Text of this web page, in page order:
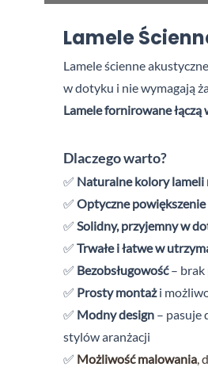
Lamele
Lamele ścienne
wdotyku i nie wymagają
Lamele fornirowane
Dlaczego warto?
✅ Naturalne kolory lameli
✅ Optyczne
✅ Solidny, przyjemny w
✅ Trwałe i łatwe w
✅ Bezobsługowość– brak
✅ Prosty montażi
✅ Modny design – pasuje
stylów aranżacji
✅ Możliwość malowania,